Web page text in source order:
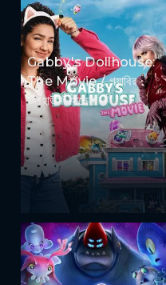
Gabby's Dollhouse:
The Movie / গ্যাবির
ডলহাউস: সিনেমা